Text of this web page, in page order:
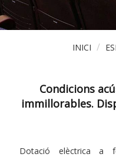
INICI
Condicions
immillorables.
Dotació elèctrica a